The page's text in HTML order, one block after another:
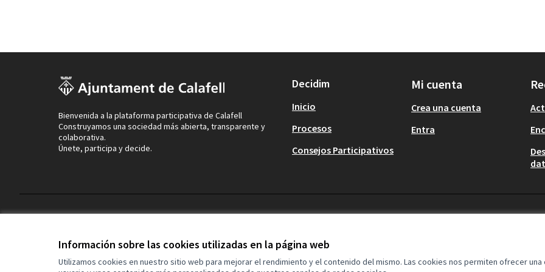
Información sobre las cookies utilizadas en la página web
Utilizamos cookies en nuestro sitio web para mejorar el rendimiento y el contenido del mismo. Las cookies nos permiten ofrecer una
Bienvenida a la plataforma participativa de Calafell
Construyamos una sociedad más abierta, transparente y
colaborativa.
Únete, participa y decide.
Decidim
Inicio
Procesos
Consejos Participativos
Mi cuenta
Crea una cuenta
Entra